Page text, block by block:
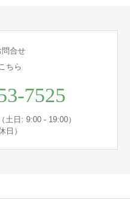
問合せ
ちら
7525
日: 9:00 - 19:00）
日）